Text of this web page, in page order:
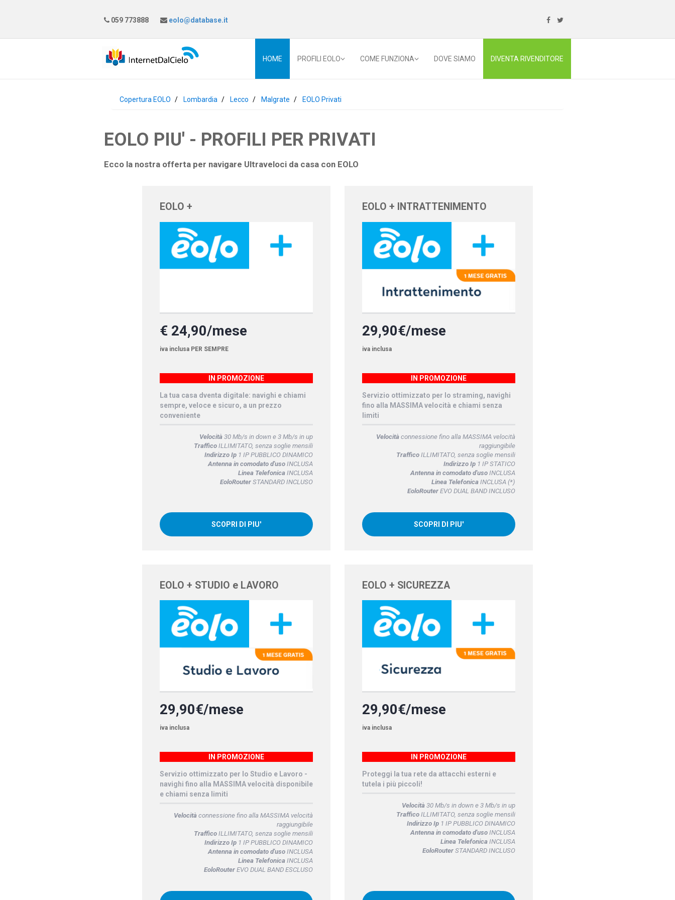
059 773888 eolo@database.it
HOME PROFILI EOLO COME FUNZIONA DOVE SIAMO DIVENTA RIVENDITORE
Copertura EOLO Lombardia Lecco Malgrate EOLO Privati
EOLO PIU' - PROFILI PER PRIVATI
Ecco la nostra offerta per navigare Ultraveloci da casa con EOLO
EOLO +
€ 24,90/mese
iva inclusa PER SEMPRE
IN PROMOZIONE
La tua casa dventa digitale: navighi e chiami
sempre, veloce e sicuro, a un prezzo
conveniente
Velocità 30 Mb/s in down e 3 Mb/s in up
Traffico ILLIMITATO, senza soglie mensili
Indirizzo Ip 1 IP PUBBLICO DINAMICO
Antenna in comodato d'uso INCLUSA
Linea Telefonica INCLUSA
EoloRouter STANDARD INCLUSO
SCOPRI DI PIU'
EOLO + INTRATTENIMENTO
29,90€/mese
iva inclusa
IN PROMOZIONE
Servizio ottimizzato per lo straming, navighi
fino alla MASSIMA velocità e chiami senza
limiti
Velocità connessione fino alla MASSIMA velocità
raggiungibile
Traffico ILLIMITATO, senza soglie mensili
Indirizzo Ip 1 IP STATICO
Antenna in comodato d'uso INCLUSA
Linea Telefonica INCLUSA (*)
EoloRouter EVO DUAL BAND INCLUSO
SCOPRI DI PIU'
EOLO + STUDIO e LAVORO
29,90€/mese
iva inclusa
IN PROMOZIONE
Servizio ottimizzato per lo Studio e Lavoro -
navighi fino alla MASSIMA velocità disponibile
e chiami senza limiti
Velocità connessione fino alla MASSIMA velocità
raggiungibile
Traffico ILLIMITATO, senza soglie mensili
Indirizzo Ip 1 IP PUBBLICO DINAMICO
Antenna in comodato d'uso INCLUSA
Linea Telefonica INCLUSA
EoloRouter EVO DUAL BAND ESCLUSO
EOLO + SICUREZZA
29,90€/mese
iva inclusa
IN PROMOZIONE
Proteggi la tua rete da attacchi esterni e
tutela i più piccoli!
Velocità 30 Mb/s in down e 3 Mb/s in up
Traffico ILLIMITATO, senza soglie mensili
Indirizzo Ip 1 IP PUBBLICO DINAMICO
Antenna in comodato d'uso INCLUSA
Linea Telefonica INCLUSA
EoloRouter STANDARD INCLUSO